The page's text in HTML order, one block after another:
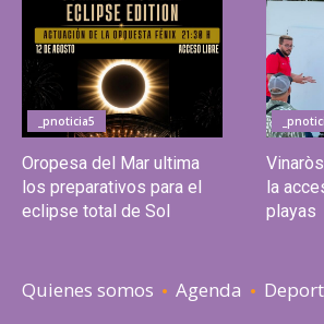
_pnoticia5
Oropesa del Mar ultima
los preparativos para el
eclipse total de Sol
la
playas
Quienes somos Agenda